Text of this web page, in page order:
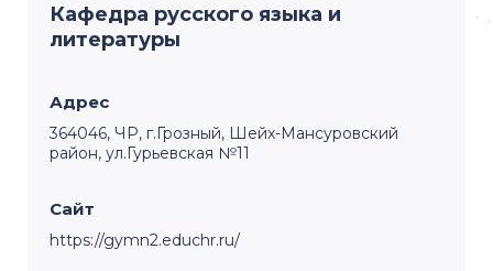
Кафедра русского языка и
литературы
Адрес
364046, ЧР, г.Грозный, Шейх-Мансуровский
район, ул.Гурьевская №11
Сайт
https://gymn2.educhr.ru/